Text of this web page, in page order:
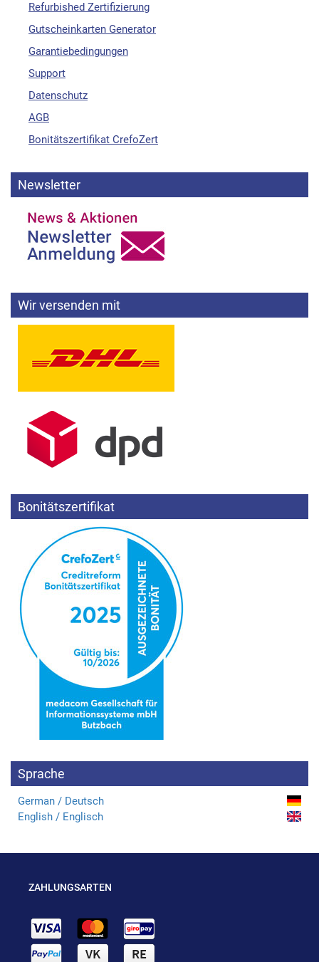
Refurbished Zertifizierung
Gutscheinkarten Generator
Garantiebedingungen
Support
Datenschutz
AGB
Bonitätszertifikat CrefoZert
Newsletter
Wir versenden mit
Bonitätszertifikat
Sprache
German / Deutsch
English / Englisch
ZAHLUNGSARTEN